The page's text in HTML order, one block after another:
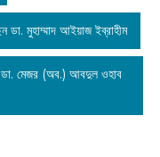
ডা. মুহাম্মাদ আইয়াজ ইব্রাহীম
ডা. মেজর (অব.) আবদুল ওহাব